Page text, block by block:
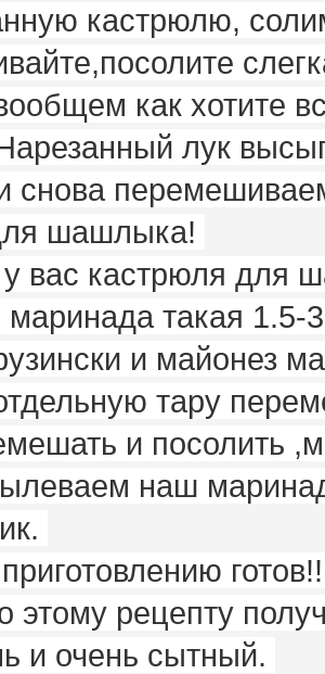
кастрюлю,
как хотите
лук
снова
шашлыка!
вас кастрюля для
маринада такая
и майонез
тару
и посолить
наш
рецепту
и очень сытный.